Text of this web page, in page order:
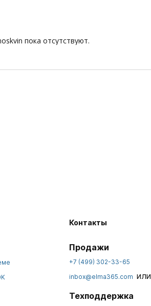
пока отсутствуют.
Контакты
Продажи
+7 (499) 302-33-65
inbox@elma365.com или
Техподдержка